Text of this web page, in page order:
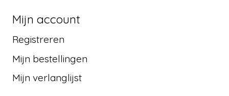
Mijn account
Registreren
Mijn bestellingen
Mijn verlanglijst